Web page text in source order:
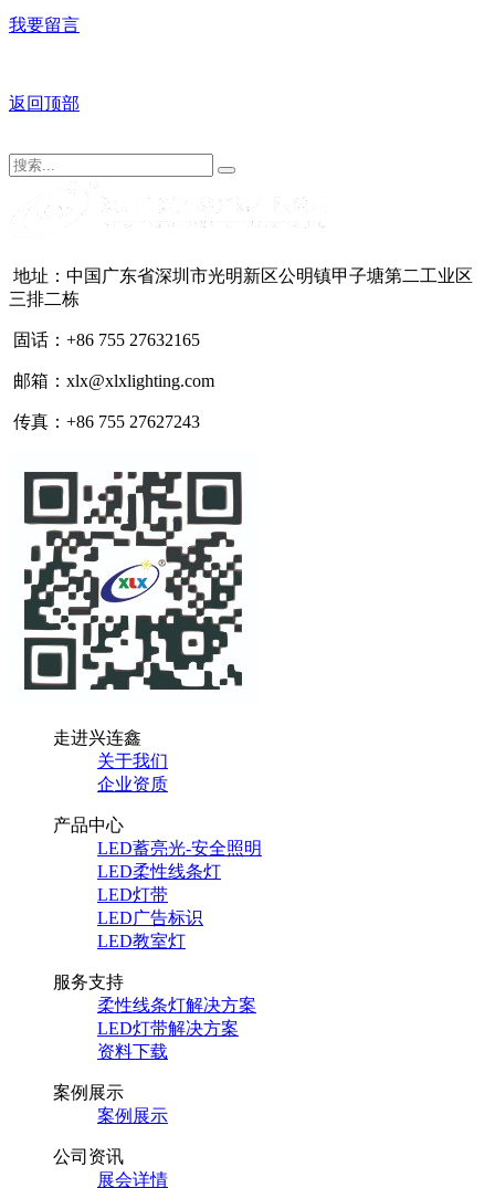
我要留言
返回顶部
地址：中国广东省深圳市光明新区公明镇甲子塘第二工业区
三排二栋
固话：+86 755 27632165
邮箱：xlx@xlxlighting.com
传真：+86 755 27627243
走进兴连鑫
关于我们
企业资质
产品中心
LED蓄亮光-安全照明
LED柔性线条灯
LED灯带
LED广告标识
LED教室灯
服务支持
柔性线条灯解决方案
LED灯带解决方案
资料下载
案例展示
案例展示
公司资讯
展会详情